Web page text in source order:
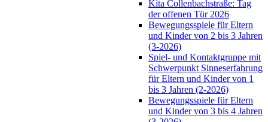
Kita Collenbachstraße: Tag
der offenen Tür 2026
Bewegungsspiele für Eltern
und Kinder von 2 bis 3 Jahren
(3-2026)
Spiel- und Kontaktgruppe mit
Schwerpunkt Sinneserfahrung
für Eltern und Kinder von 1
bis 3 Jahren (2-2026)
Bewegungsspiele für Eltern
und Kinder von 3 bis 4 Jahren